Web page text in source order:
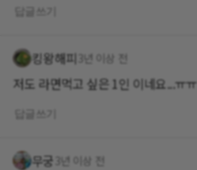
킹왕해피 3년 이상 전
저도 라면먹고 싶은 1인 이네요...ㅠㅠ
무궁 3년 이상 전